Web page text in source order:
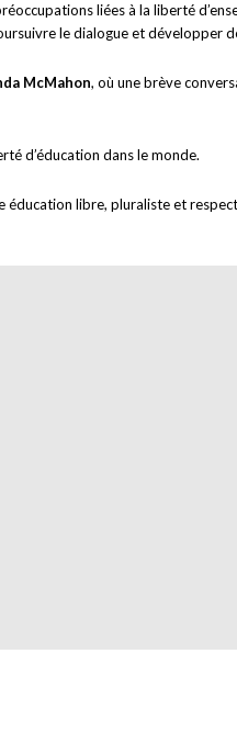
liées à la liberté
le dialogue et développer
McMahon, où une brève
d’éducation dans le monde.
libre, pluraliste et